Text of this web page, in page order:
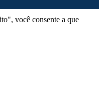
você consente a que